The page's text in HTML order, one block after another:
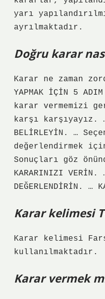
yarı
ayrılmaktadır.
Doğru karar
Karar ne zaman
YAPMAK İÇİN 5
karar vermemizi
karşı karşıyayız.
BELİRLEYİN. …
değerlendirmek
Sonuçları göz
KARARINIZI VERİN.
DEĞERLENDİRİN. …
Karar kelimesi
Karar kelimesi
kullanılmaktadır.
Karar vermek